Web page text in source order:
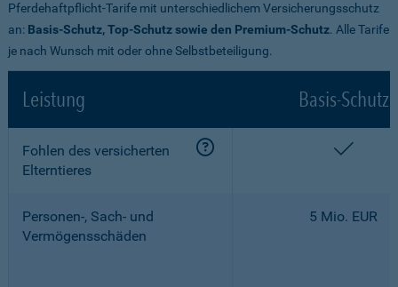
Pferdehaftpflicht-Tarife mit unterschiedlichem Versicherungsschutz
an: Basis-Schutz, Top-Schutz sowie den Premium-Schutz. Alle Tarife
je nach Wunsch mit oder ohne Selbstbeteiligung.
Leistung Basis-Schutz
Fohlen des versicherten
Elterntieres
Personen-, Sach- und
Vermögensschäden
5 Mio. EUR